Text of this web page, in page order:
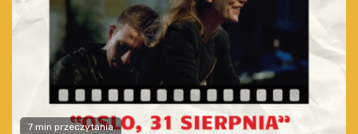
7 min przeczytania